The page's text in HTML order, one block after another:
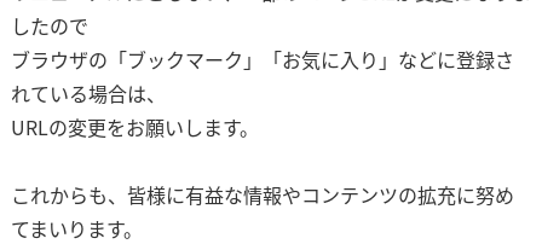
したので
ブラウザの「ブックマーク」「お気に入り」などに登録さ
れている場合は、
URLの変更をお願いします。
これからも、皆様に有益な情報やコンテンツの拡充に努め
てまいります。